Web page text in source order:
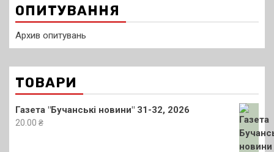
ОПИТУВАННЯ
Архив опитувань
ТОВАРИ
Газета "Бучанські новини" 31-32, 2026
20.00 ₴